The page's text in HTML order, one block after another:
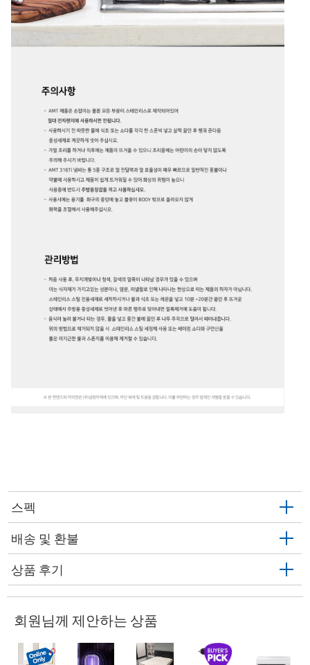
스펙
배송 및 환불
상품 후기
회원님께 제안하는 상품